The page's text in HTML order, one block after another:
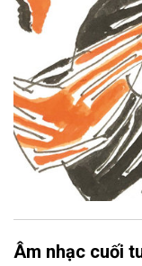
Âm nhạc cuối